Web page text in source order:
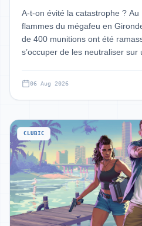
va les « neutraliser »
A-t-on évité la catastrophe ?
flammes du mégafeu en
de 400 munitions ont été
s’occuper de les neutraliser sur
06 Aug 2026
CLUBIC